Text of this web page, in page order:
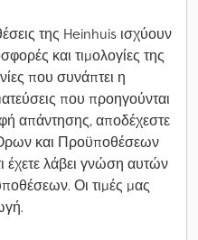
της Heinhuis ισχύουν
και τιμολογίες της
που συνάπτει η
που προηγούνται
απάντησης, αποδέχεστε
και Προϋποθέσεων
έχετε λάβει γνώση αυτών
Οι τιμές μας